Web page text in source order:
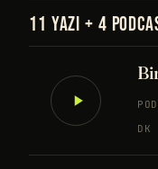
11 YAZI + 4
DK